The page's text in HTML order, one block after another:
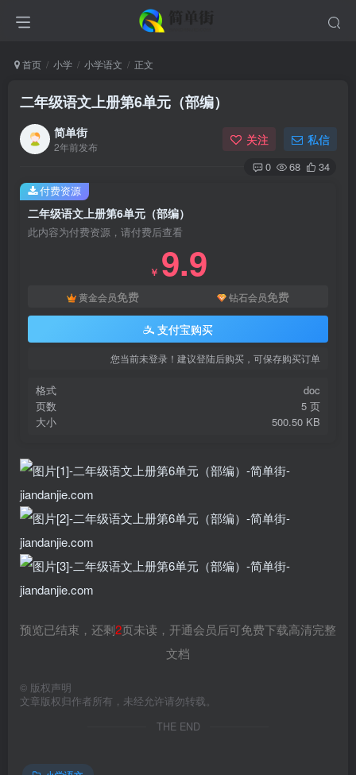
首页 小学 小学语文 正文
二年级语文上册第6单元（部编）
简单街
2年前发布 关注 私信
0 68 34
二年级语文上册第6单元（部编）
此内容为付费资源，请付费后查看
￥ 9.9
黄金会员免费 钻石会员免费
支付宝购买
您当前未登录！建议登陆后购买，可保存购买订单
格式
doc
页数
5 页
大小
500.50 KB
付费资源
预览已结束，还剩2页未读，开通会员后可免费下载高清完整
文档
© 版权声明
文章版权归作者所有，未经允许请勿转载。
THE END